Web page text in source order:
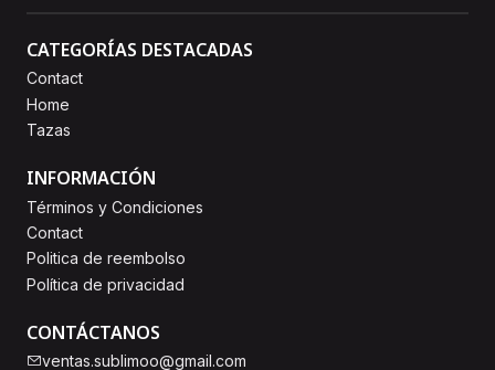
CATEGORÍAS DESTACADAS
Contact
Home
Tazas
INFORMACIÓN
Términos y Condiciones
Contact
Politica de reembolso
Política de privacidad
CONTÁCTANOS
ventas.sublimoo@gmail.com